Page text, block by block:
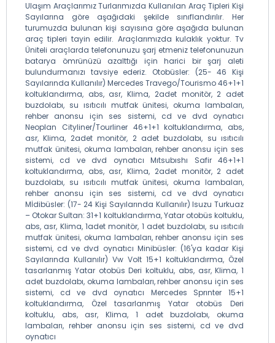
Ulaşım Araçlarımız Turlarımızda Kullanılan Araç Tipleri Kişi
Sayılarına göre aşağıdaki şekilde sınıflandırılır. Her
turumuzda bulunan kişi sayısına göre aşağıda bulunan
araç tipleri tayin edilir. Araçlarımızda kulaklık yoktur. Tv
Üniteli araçlarda telefonunuzu şarj etmeniz telefonunuzun
batarya ömrünüzü azalttığı için harici bir şarj aleti
bulundurmanızı tavsiye ederiz. Otobüsler: (25- 46 Kişi
Sayılarında Kullanılır) Mercedes Travego/Tourismo 46+1+1
koltuklandırma, abs, asr, Klima, 2adet monitör, 2 adet
buzdolabı, su ısıtıcılı mutfak ünitesi, okuma lambaları,
rehber anonsu için ses sistemi, cd ve dvd oynatıcı
Neoplan Cityliner/Tourliner 46+1+1 koltuklandırma, abs,
asr, Klima, 2adet monitör, 2 adet buzdolabı, su ısıtıcılı
mutfak ünitesi, okuma lambaları, rehber anonsu için ses
sistemi, cd ve dvd oynatıcı Mıtsubıshı Safir 46+1+1
koltuklandırma, abs, asr, Klima, 2adet monitör, 2 adet
buzdolabı, su ısıtıcılı mutfak ünitesi, okuma lambaları,
rehber anonsu için ses sistemi, cd ve dvd oynatıcı
Mİdibüsler: (17- 24 Kişi Sayılarında Kullanılır) Isuzu Turkuaz
– Otokar Sultan: 31+1 koltuklandırma, Yatar otobüs koltuklu,
abs, asr, Klima, 1adet monitör, 1 adet buzdolabı, su ısıtıcılı
mutfak ünitesi, okuma lambaları, rehber anonsu için ses
sistemi, cd ve dvd oynatıcı Minibüsler: (16'ya kadar Kişi
Sayılarında Kullanılır) Vw Volt 15+1 koltuklandırma, Özel
tasarlanmış Yatar otobüs Deri koltuklu, abs, asr, Klima, 1
adet buzdolabı, okuma lambaları, rehber anonsu için ses
sistemi, cd ve dvd oynatıcı Mercedes Sprınter 15+1
koltuklandırma, Özel tasarlanmış Yatar otobüs Deri
koltuklu, abs, asr, Klima, 1 adet buzdolabı, okuma
lambaları, rehber anonsu için ses sistemi, cd ve dvd
oynatıcı